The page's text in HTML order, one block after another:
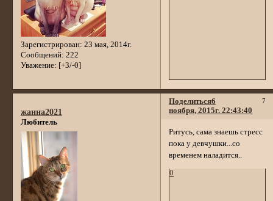
Зарегистрирован: 23 мая, 2014г.
Сообщений: 222
Уважение: [+3/-0]
Поделиться 7
6
ноября, 2015г. 22:43:40
жанна2021
Любитель
Ритусь, сама знаешь стресс
пока у девчушки...со
временем наладится..
0